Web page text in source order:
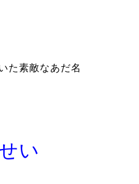
た素敵なあだ名
い